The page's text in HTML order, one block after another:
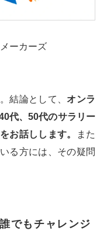
ーカーズ
結論として、 オンラ
代、50代のサラリー
お話しします。
また
る方には、その疑問
でもチャレンジ